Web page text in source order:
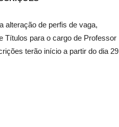
alteração de perfis de vaga,
Títulos para o cargo de Professor
terão início a partir do dia 29